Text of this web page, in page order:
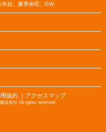
始、夏季休暇、GW
規約 ｜アクセスマップ
浜本社 All rights reserved.